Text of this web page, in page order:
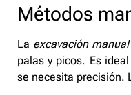
Métodos
La excavación manual
palas y picos. Es
se necesita precisión.